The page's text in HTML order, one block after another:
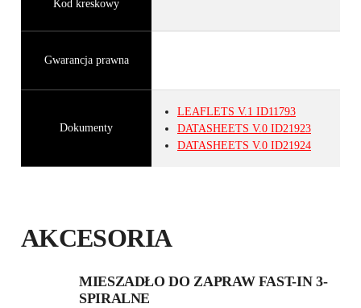
Kod kreskowy
Gwarancja prawna
Dokumenty
LEAFLETS V.1 ID11793
DATASHEETS V.0 ID21923
DATASHEETS V.0 ID21924
AKCESORIA
MIESZADŁO DO ZAPRAW FAST-IN 3-
SPIRALNE